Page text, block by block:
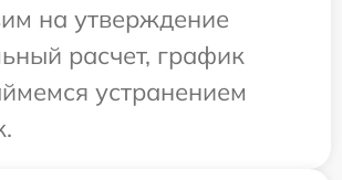
на утверждение
расчет, график
устранением